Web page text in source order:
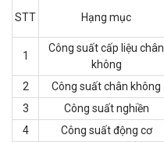
STT Hạng mục
1
Công suất cấp liệu chân
không
2 Công suất chân không
3
Công suất nghiền
4
Công suất động cơ